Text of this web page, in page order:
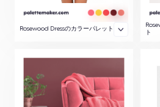
Rosewood Dressのカラーパレット
ト